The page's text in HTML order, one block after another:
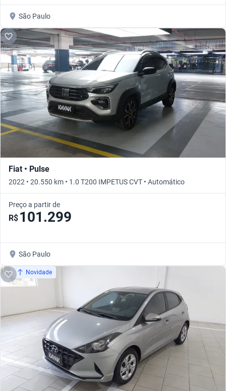
São Paulo
Fiat • Pulse
2022 • 20.550 km • 1.0 T200 IMPETUS CVT • Automático
Preço a partir de
R$ 101.299
São Paulo
Novidade